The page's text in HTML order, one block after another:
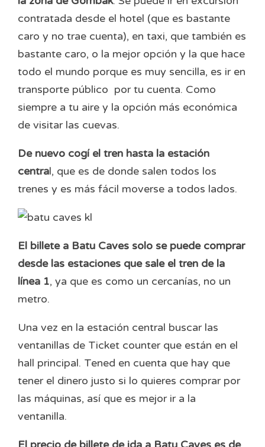
contratada desde el hotel (que es bastante
caro y no trae cuenta), en taxi, que también es
bastante caro, o la mejor opción y la que hace
todo el mundo porque es muy sencilla, es ir en
transporte público por tu cuenta. Como
siempre a tu aire y la opción más económica
de visitar las cuevas.
De nuevo cogí el tren hasta la estación
central, que es de donde salen todos los
trenes y es más fácil moverse a todos lados.
El billete a Batu Caves solo se puede comprar
desde las estaciones que sale el tren de la
línea 1, ya que es como un cercanías, no un
metro.
Una vez en la estación central buscar las
ventanillas de Ticket counter que están en el
hall principal. Tened en cuenta que hay que
tener el dinero justo si lo quieres comprar por
las máquinas, así que es mejor ir a la
ventanilla.